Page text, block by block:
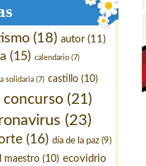
(18) autor(11)
(15) calendario (7)
solidaria (7) castillo (10)
concurso (21)
(23)
(16) día de la paz (9)
maestro(10) ecovidrio